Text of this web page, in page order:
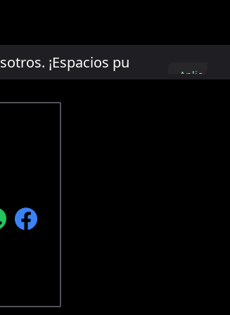
¡Espacios publicitarios
Aplica